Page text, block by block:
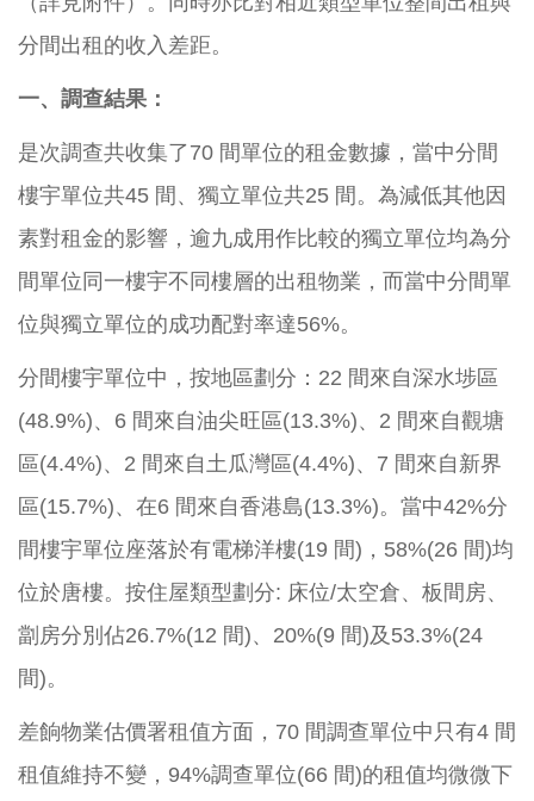
分間出租的收入差距。
一、調查結果：
是次調查共收集了70 間單位的租金數據，當中分間
樓宇單位共45 間、獨立單位共25 間。為減低其他因
素對租金的影響，逾九成用作比較的獨立單位均為分
間單位同一樓宇不同樓層的出租物業，而當中分間單
位與獨立單位的成功配對率達56%。
分間樓宇單位中，按地區劃分：22 間來自深水埗區
(48.9%)、6 間來自油尖旺區(13.3%)、2 間來自觀塘
區(4.4%)、2 間來自土瓜灣區(4.4%)、7 間來自新界
區(15.7%)、在6 間來自香港島(13.3%)。當中42%分
間樓宇單位座落於有電梯洋樓(19 間)，58%(26 間)均
位於唐樓。按住屋類型劃分: 床位/太空倉、板間房、
劏房分別佔26.7%(12 間)、20%(9 間)及53.3%(24
間)。
差餉物業估價署租值方面，70 間調查單位中只有4 間
租值維持不變，94%調查單位(66 間)的租值均微微下